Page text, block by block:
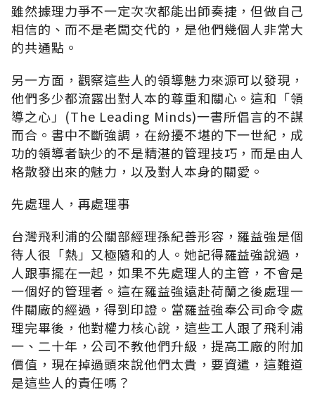
雖然據理力爭不一定次次都能出師奏捷，但做自己
相信的、而不是老闆交代的，是他們幾個人非常大
的共通點。
另一方面，觀察這些人的領導魅力來源可以發現，
他們多少都流露出對人本的尊重和關心。這和「領
導之心」(The Leading Minds)一書所倡言的不謀
而合。書中不斷強調，在紛擾不堪的下一世紀，成
功的領導者缺少的不是精湛的管理技巧，而是由人
格散發出來的魅力，以及對人本身的關愛。
先處理人，再處理事
台灣飛利浦的公關部經理孫紀善形容，羅益強是個
待人很「熱」又極隨和的人。她記得羅益強說過，
人跟事擺在一起，如果不先處理人的主管，不會是
一個好的管理者。這在羅益強遠赴荷蘭之後處理一
件關廠的經過，得到印證。當羅益強奉公司命令處
理完畢後，他對權力核心說，這些工人跟了飛利浦
一、二十年，公司不教他們升級，提高工廠的附加
價值，現在掉過頭來說他們太貴，要資遣，這難道
是這些人的責任嗎？